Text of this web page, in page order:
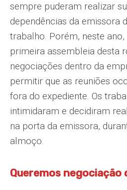
sempre puderam realizar
dependências da emissora
trabalho. Porém, neste
primeira assembleia desta
negociações dentro da
permitir que as reuniões
fora do expediente. Os
intimidaram e decidiram
na porta da emissora,
almoço.
Queremos negociação